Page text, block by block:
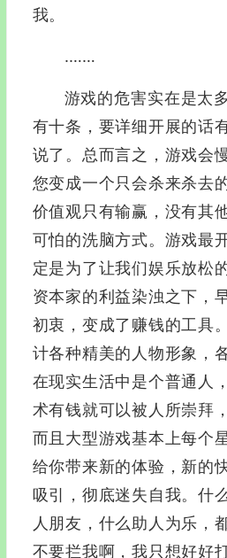
我。
.……
游戏的危害实在是太
有十条，要详细开展的话
说了。总而言之，游戏会
您变成一个只会杀来杀去
价值观只有输赢，没有其
可怕的洗脑方式。游戏最
定是为了让我们娱乐放松
资本家的利益染浊之下，
初衷，变成了赚钱的工具
计各种精美的人物形象，
在现实生活中是个普通人
术有钱就可以被人所崇拜
而且大型游戏基本上每个
给你带来新的体验，新的
吸引，彻底迷失自我。什
人朋友，什么助人为乐，
不要拦我啊，我只想好好